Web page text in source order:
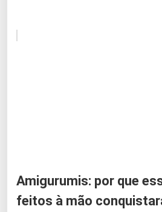
Amigurumis: por que
feitos à mão